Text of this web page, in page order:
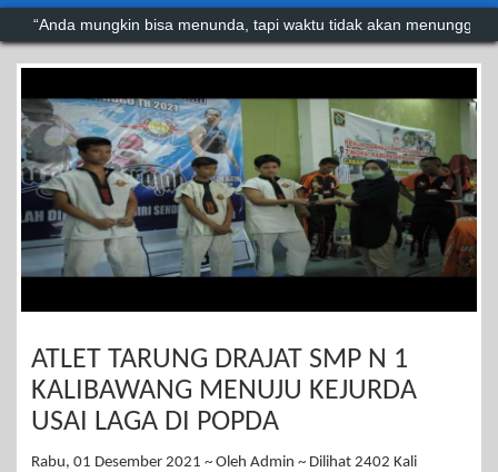
"Kegagalan hanyalah batu loncatan menuju kesuksesan.".~
“Anda mungkin bisa menunda, tapi waktu tidak akan
ATLET TARUNG DRAJAT SMP N 1
KALIBAWANG MENUJU KEJURDA
USAI LAGA DI POPDA
Rabu, 01 Desember 2021 ~ Oleh Admin ~ Dilihat 2402 Kali